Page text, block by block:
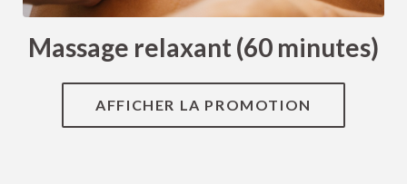
Massage relaxant (60 minutes)